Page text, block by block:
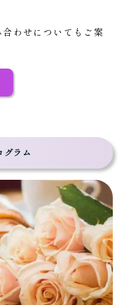
わせについてもご案
グラム